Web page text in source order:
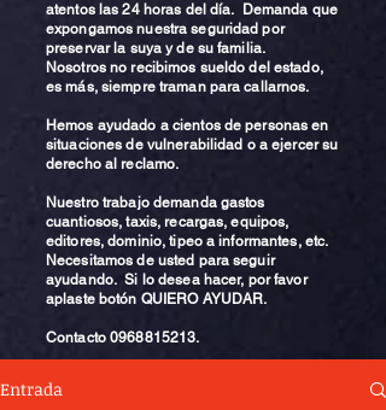
atentos las 24 horas del día. Demanda que
expongamos nuestra seguridad por
preservar la suya y de su familia.
Nosotros no recibimos sueldo del estado,
es más, siempre traman para callarnos.
Hemos ayudado a cientos de personas en
situaciones de vulnerabilidad o a ejercer su
derecho al reclamo.
Nuestro trabajo demanda gastos
cuantiosos, taxis, recargas, equipos,
editores, dominio, tipeo a informantes, etc.
Necesitamos de usted para seguir
ayudando. Si lo desea hacer, por favor
aplaste botón QUIERO AYUDAR.
Contacto0968815213.
Entrada